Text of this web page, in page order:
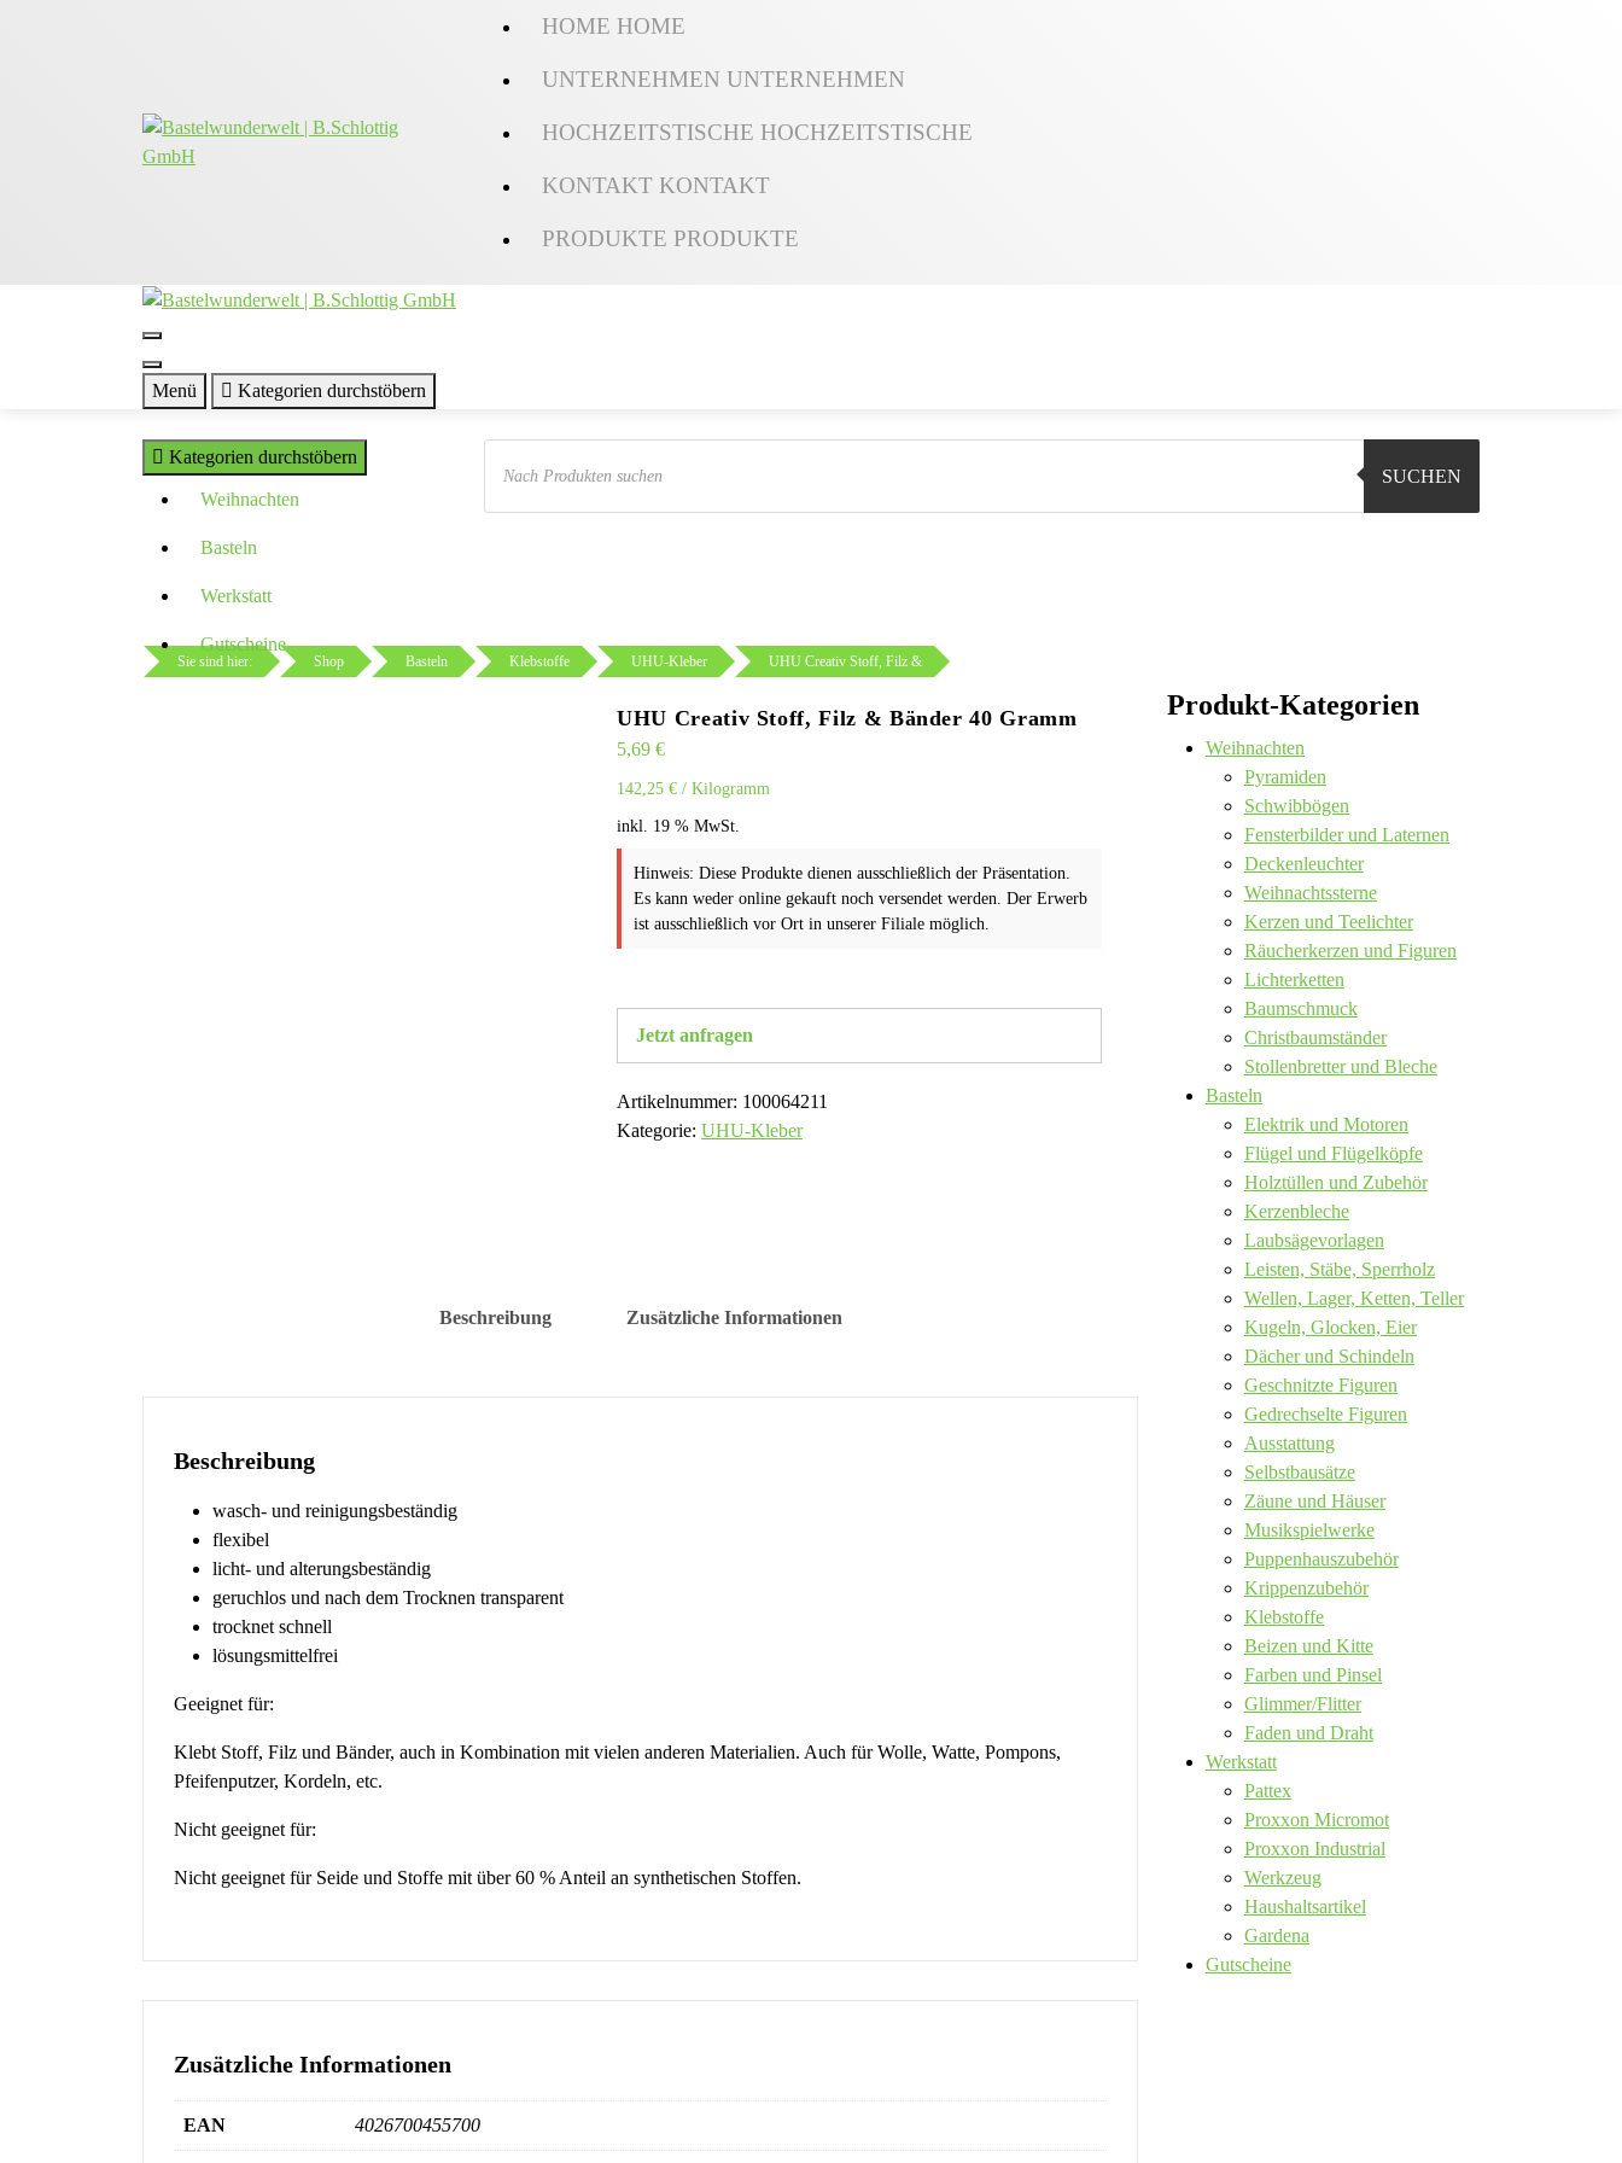
HOME HOME
UNTERNEHMEN UNTERNEHMEN
HOCHZEITSTISCHE HOCHZEITSTISCHE
KONTAKT KONTAKT
PRODUKTE PRODUKTE
Menü Kategorien durchstöbern
Kategorien durchstöbern
Weihnachten
Basteln
Werkstatt
Gutscheine
Products
search
SUCHEN
Sie sind hier: Shop Basteln Klebstoffe UHU-Kleber UHU Creativ Stoff, Filz &
UHU Creativ Stoff, Filz & Bänder 40 Gramm
5,69 €
142,25 € / Kilogramm
inkl. 19 % MwSt.
Hinweis: Diese Produkte dienen ausschließlich der Präsentation.
Es kann weder online gekauft noch versendet werden. Der Erwerb
ist ausschließlich vor Ort in unserer Filiale möglich.
Jetzt anfragen
Artikelnummer: 100064211
Kategorie: UHU-Kleber
Beschreibung Zusätzliche Informationen
Beschreibung
wasch- und reinigungsbeständig
flexibel
licht- und alterungsbeständig
geruchlos und nach dem Trocknen transparent
trocknet schnell
lösungsmittelfrei
Geeignet für:
Klebt Stoff, Filz und Bänder, auch in Kombination mit vielen anderen Materialien. Auch für Wolle, Watte, Pompons,
Pfeifenputzer, Kordeln, etc.
Nicht geeignet für:
Nicht geeignet für Seide und Stoffe mit über 60 % Anteil an synthetischen Stoffen.
Zusätzliche Informationen
EAN 4026700455700
Produkt-Kategorien
Weihnachten
Pyramiden
Schwibbögen
Fensterbilder und Laternen
Deckenleuchter
Weihnachtssterne
Kerzen und Teelichter
Räucherkerzen und Figuren
Lichterketten
Baumschmuck
Christbaumständer
Stollenbretter und Bleche
Basteln
Elektrik und Motoren
Flügel und Flügelköpfe
Holztüllen und Zubehör
Kerzenbleche
Laubsägevorlagen
Leisten, Stäbe, Sperrholz
Wellen, Lager, Ketten, Teller
Kugeln, Glocken, Eier
Dächer und Schindeln
Geschnitzte Figuren
Gedrechselte Figuren
Ausstattung
Selbstbausätze
Zäune und Häuser
Musikspielwerke
Puppenhauszubehör
Krippenzubehör
Klebstoffe
Beizen und Kitte
Farben und Pinsel
Glimmer/Flitter
Faden und Draht
Werkstatt
Pattex
Proxxon Micromot
Proxxon Industrial
Werkzeug
Haushaltsartikel
Gardena
Gutscheine